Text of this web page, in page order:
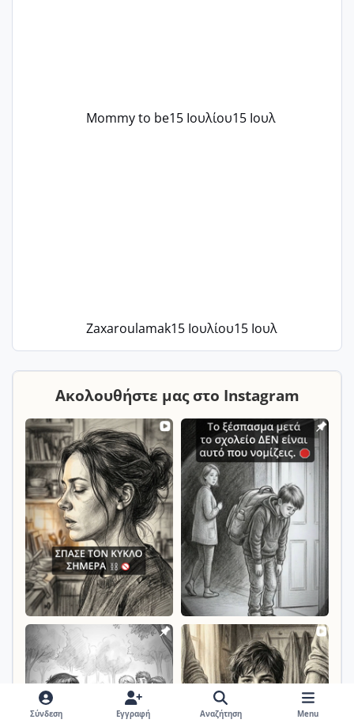
Mommy to be15 Ιουλίου15 Ιουλ
Zaxaroulamak15 Ιουλίου15 Ιουλ
Ακολουθήστε μας στο Instagram
Σύνδεση Εγγραφή Αναζήτηση Menu